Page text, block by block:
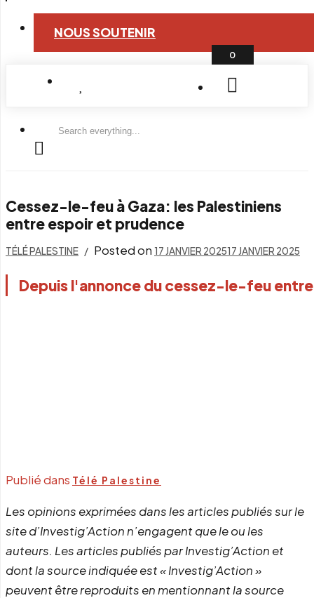
NOUS SOUTENIR
0
Search
Cessez-le-feu à Gaza: les Palestiniens
entre espoir et prudence
TÉLÉ PALESTINE Posted on 17 JANVIER 202517 JANVIER 2025
Depuis l'annonce du cessez-le-feu
Publié dans Télé Palestine
Les opinions exprimées dans les articles publiés sur le
site d’Investig’Action n’engagent que le ou les
auteurs. Les articles publiés par Investig’Action et
dont la source indiquée est « Investig’Action »
peuvent être reproduits en mentionnant la source